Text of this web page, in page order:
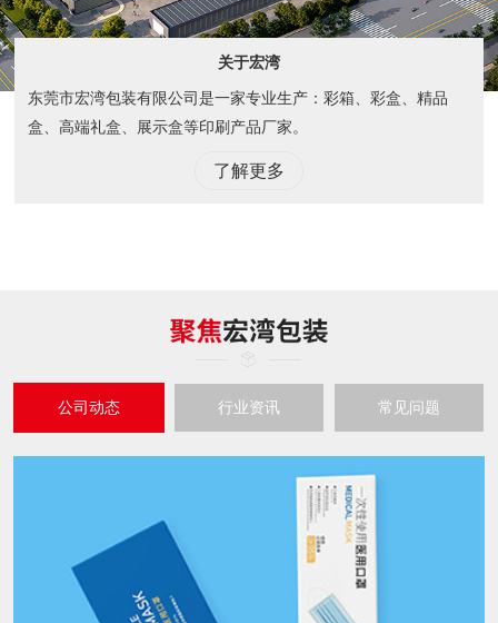
关于宏湾
东莞市宏湾包装有限公司是一家专业生产：彩箱、彩盒、精品
盒、高端礼盒、展示盒等印刷产品厂家。
了解更多
公司动态 行业资讯 常见问题